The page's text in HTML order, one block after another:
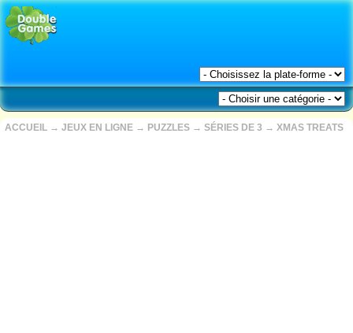
ACCUEIL → JEUX EN LIGNE → PUZZLES → SÉRIES DE 3 → XMAS TREATS